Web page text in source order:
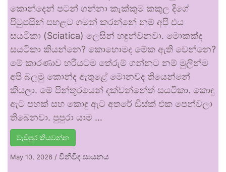
කොන්දෙන් පටන් ගන්නා කැක්කුම කකුල දිගේ
පිටුපසින් පහළට ගමන් කරන්නේ නම් අපි එය
සයටිකා (Sciatica) ලෙසින් හඳුන්වනවා. මොකක්ද
සයටිකා කියන්නෙ? කොහොමද මේක ඇති වෙන්නෙ?
මේ කාරණාව හරියටම තේරුම් ගන්නට නම් මුලින්ම
අපි බලමු කොන්ද ඇතුළේ මොනවද තියෙන්නේ
කියලා. මේ පින්තූරයෙන් දක්වන්නේත් සයටිකා. කොඳු
ඇට පහක් සහ කොඳු ඇට අතරේ ඩිස්ක් එක පෙන්වලා
තිබෙනවා. පුපුරා යාම …
වැඩිපුර කියවන්න
May 10, 2026 / විනිවිද සායනය